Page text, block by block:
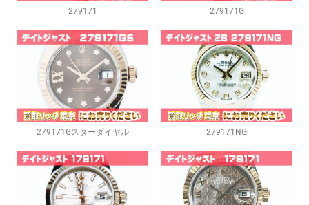
279171 279171G
279171Gスターダイヤル 279171NG